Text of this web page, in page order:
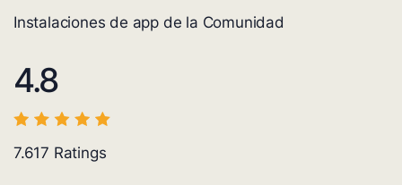
Instalaciones de app de la Comunidad
4.8
7.617 Ratings